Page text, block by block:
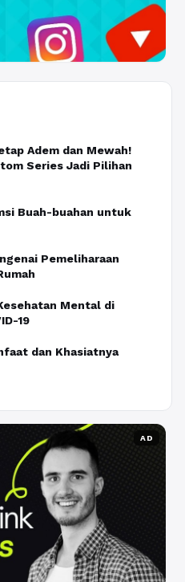
Adem dan Mewah!
Series Jadi Pilihan
Buah-buahan untuk
Pemeliharaan
Mental di
19
dan Khasiatnya
AD